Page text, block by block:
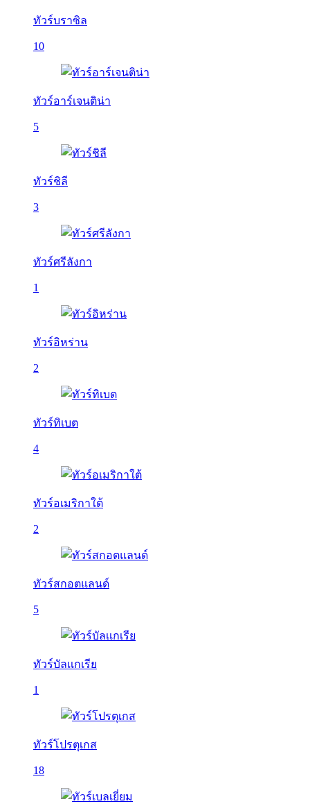
ทัวร์บราซิล
10
ทัวร์อาร์เจนติน่า
5
ทัวร์ชิลี
3
ทัวร์ศรีลังกา
1
ทัวร์อิหร่าน
2
ทัวร์ทิเบต
4
ทัวร์อเมริกาใต้
2
ทัวร์สกอตแลนด์
5
ทัวร์บัลเเกเรีย
1
ทัวร์โปรตุเกส
18